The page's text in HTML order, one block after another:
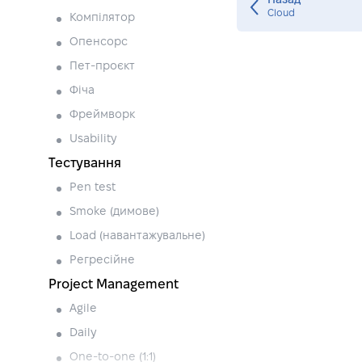
Компілятор
Опенсорс
Пет-проєкт
Фіча
Фреймворк
Usability
Тестування
Pen test
Smoke (димове)
Load (навантажувальне)
Регресійне
Project Management
Agile
Daily
One-to-one (1:1)
Cloud